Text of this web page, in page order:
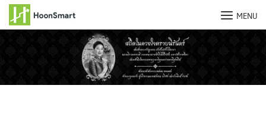
MENU